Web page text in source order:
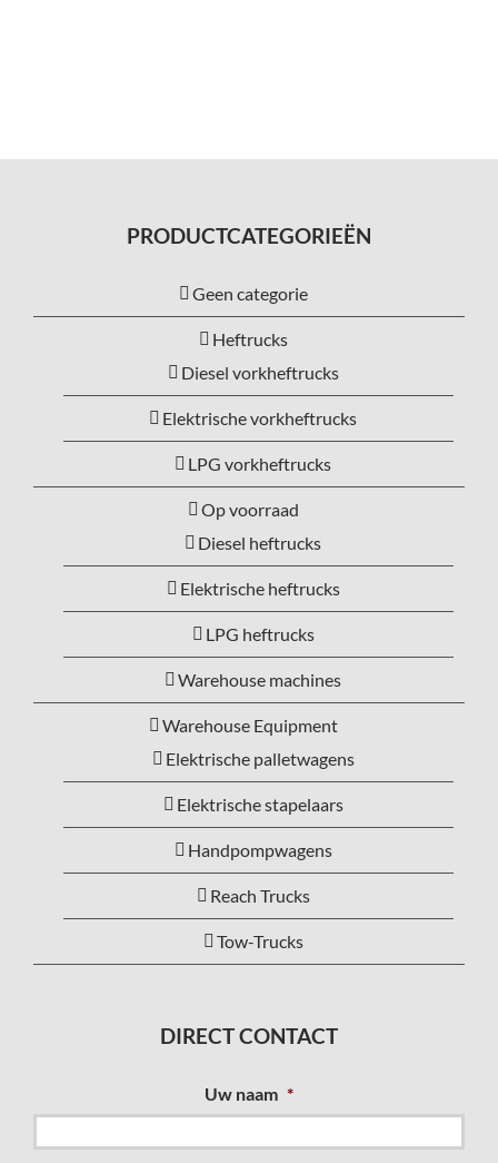
PRODUCTCATEGORIEËN
Geen categorie
Heftrucks
Diesel vorkheftrucks
Elektrische vorkheftrucks
LPG vorkheftrucks
Op voorraad
Diesel heftrucks
Elektrische heftrucks
LPG heftrucks
Warehouse machines
Warehouse Equipment
Elektrische palletwagens
Elektrische stapelaars
Handpompwagens
Reach Trucks
Tow-Trucks
DIRECT CONTACT
Uw naam *